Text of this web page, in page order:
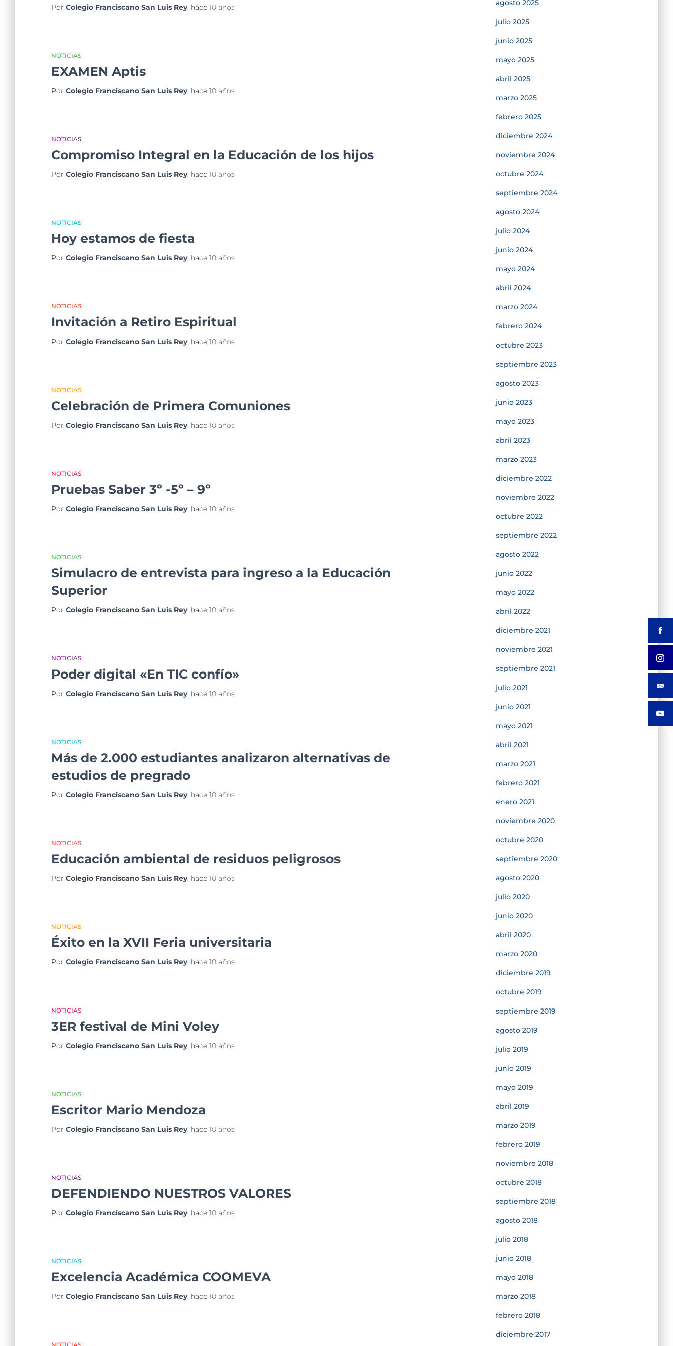
Por Colegio Franciscano San Luis Rey, hace 10 años
NOTICIAS
EXAMEN Aptis
Por Colegio Franciscano San Luis Rey, hace 10 años
NOTICIAS
Compromiso Integral en la Educación de los hijos
Por Colegio Franciscano San Luis Rey, hace 10 años
NOTICIAS
Hoy estamos de fiesta
Por Colegio Franciscano San Luis Rey, hace 10 años
NOTICIAS
Invitación a Retiro Espiritual
Por Colegio Franciscano San Luis Rey, hace 10 años
NOTICIAS
Celebración de Primera Comuniones
Por Colegio Franciscano San Luis Rey, hace 10 años
NOTICIAS
Pruebas Saber 3º -5º – 9º
Por Colegio Franciscano San Luis Rey, hace 10 años
NOTICIAS
Simulacro de entrevista para ingreso a la Educación
Superior
Por Colegio Franciscano San Luis Rey, hace 10 años
NOTICIAS
Poder digital «En TIC confío»
Por Colegio Franciscano San Luis Rey, hace 10 años
NOTICIAS
Más de 2.000 estudiantes analizaron alternativas de
estudios de pregrado
Por Colegio Franciscano San Luis Rey, hace 10 años
NOTICIAS
Educación ambiental de residuos peligrosos
Por Colegio Franciscano San Luis Rey, hace 10 años
NOTICIAS
Éxito en la XVII Feria universitaria
Por Colegio Franciscano San Luis Rey, hace 10 años
NOTICIAS
3ER festival de Mini Voley
Por Colegio Franciscano San Luis Rey, hace 10 años
NOTICIAS
Escritor Mario Mendoza
Por Colegio Franciscano San Luis Rey, hace 10 años
NOTICIAS
DEFENDIENDO NUESTROS VALORES
Por Colegio Franciscano San Luis Rey, hace 10 años
NOTICIAS
Excelencia Académica COOMEVA
Por Colegio Franciscano San Luis Rey, hace 10 años
agosto 2025
julio 2025
junio 2025
mayo 2025
abril 2025
marzo 2025
febrero 2025
diciembre 2024
noviembre 2024
octubre 2024
septiembre 2024
agosto 2024
julio 2024
junio 2024
mayo 2024
abril 2024
marzo 2024
febrero 2024
octubre 2023
septiembre 2023
agosto 2023
junio 2023
mayo 2023
abril 2023
marzo 2023
diciembre 2022
noviembre 2022
octubre 2022
septiembre 2022
agosto 2022
junio 2022
mayo 2022
abril 2022
diciembre 2021
noviembre 2021
septiembre 2021
julio 2021
junio 2021
mayo 2021
abril 2021
marzo 2021
febrero 2021
enero 2021
noviembre 2020
octubre 2020
septiembre 2020
agosto 2020
julio 2020
junio 2020
abril 2020
marzo 2020
diciembre 2019
octubre 2019
septiembre 2019
agosto 2019
julio 2019
junio 2019
mayo 2019
abril 2019
marzo 2019
febrero 2019
noviembre 2018
octubre 2018
septiembre 2018
agosto 2018
julio 2018
junio 2018
mayo 2018
marzo 2018
febrero 2018
diciembre 2017